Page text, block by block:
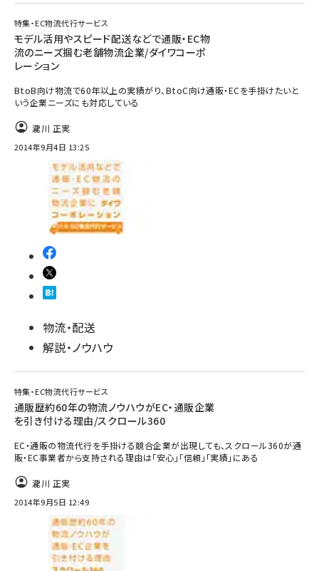
特集・EC物流代行サービス
モデル活用やスピード配送などで通販・EC物
流のニーズ掴む老舗物流企業/ダイワコーポ
レーション
BtoB向け物流で60年以上の実績がり、BtoC向け通販・ECを手掛けたいと
いう企業ニーズにも対応している
瀧川 正実
2014年9月4日 13:25
物流・配送
解説・ノウハウ
特集・EC物流代行サービス
通販歴約60年の物流ノウハウがEC・通販企業
を引き付ける理由/スクロール360
EC・通販の物流代行を手掛ける競合企業が出現しても、スクロール360が通
販・EC事業者から支持される理由は「安心」「信頼」「実績」にある
瀧川 正実
2014年9月5日 12:49